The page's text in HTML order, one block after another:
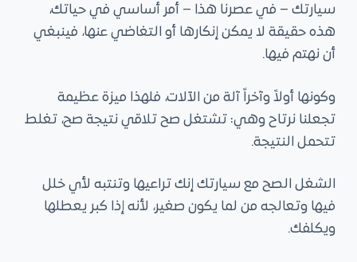
سيارتك – في عصرنا هذا – أمر أساسي في حياتك،
هذه حقيقة لا يمكن إنكارها أو التغاضي عنها، فينبغي
أن نهتم فيها.
وكونها أولاً وآخراً آلة من الآلات، فلهذا ميزة عظيمة
تجعلنا نرتاح وهي: تشتغل صح تلاقي نتيجة صح، تغلط
تتحمل النتيجة.
الشغل الصح مع سيارتك إنك تراعيها وتنتبه لأي خلل
فيها وتعالجه من لما يكون صغير، لأنه إذا كبر يعطلها
ويكلفك.